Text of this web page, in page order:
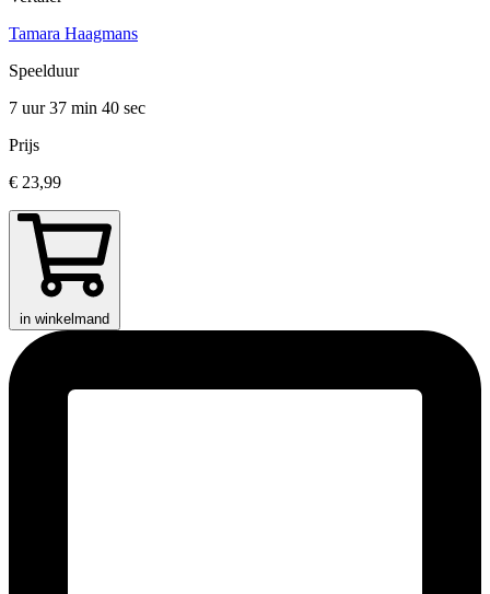
Tamara Haagmans
Speelduur
7 uur 37 min 40 sec
Prijs
€ 23,99
in winkelmand